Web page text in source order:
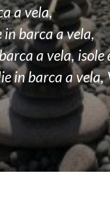
CONTATTI
a vela,
in barca a vela,
a vela, isole
in barca a vela,